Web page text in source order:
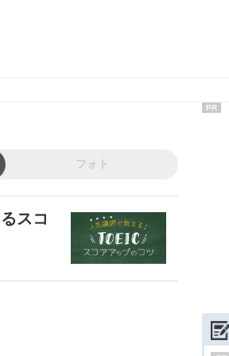
フォト
スコ
PR